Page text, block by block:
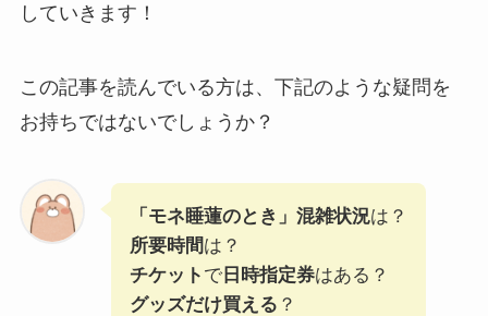
していきます！
この記事を読んでいる方は、下記のような疑問を
お持ちではないでしょうか？
「モネ睡蓮のとき」混雑状況は？
所要時間は？
チケット で日時指定券はある？
グッズだけ買える ？